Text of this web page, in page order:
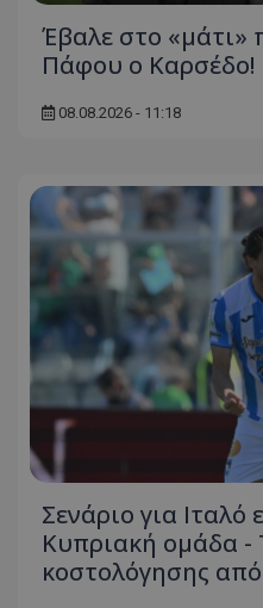
Έβαλε στο «μάτι»
Πάφου ο Καρσέδο!
08.08.2026 - 11:18
Σενάριο για Ιταλό
Κυπριακή ομάδα -
κοστολόγησης